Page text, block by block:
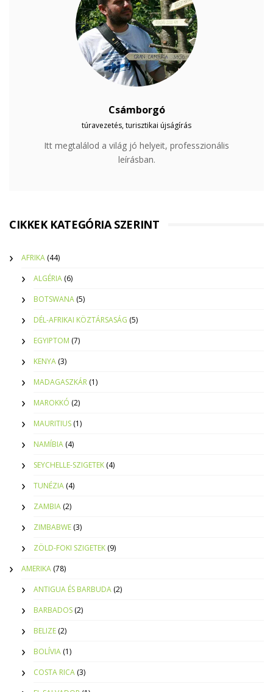
Csámborgó
túravezetés, turisztikai újságírás
Itt megtalálod a világ jó helyeit, professzionális
leírásban.
CIKKEK KATEGÓRIA SZERINT
AFRIKA (44)
ALGÉRIA (6)
BOTSWANA (5)
DÉL-AFRIKAI KÖZTÁRSASÁG (5)
EGYIPTOM (7)
KENYA (3)
MADAGASZKÁR (1)
MAROKKÓ (2)
MAURITIUS (1)
NAMÍBIA (4)
SEYCHELLE-SZIGETEK (4)
TUNÉZIA (4)
ZAMBIA (2)
ZIMBABWE (3)
ZÖLD-FOKI SZIGETEK (9)
AMERIKA (78)
ANTIGUA ÉS BARBUDA (2)
BARBADOS (2)
BELIZE (2)
BOLÍVIA (1)
COSTA RICA (3)